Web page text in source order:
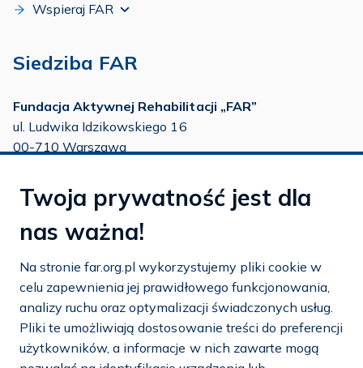
Wspieraj FAR
Siedziba FAR
Fundacja Aktywnej Rehabilitacji „FAR”
ul. Ludwika Idzikowskiego 16
00-710 Warszawa
tel.:22 651 88 03
22 858 26 39
tel.:22 642 22 91
e-mail:info@far.org.pl
Dostosuj cookies
Twoja prywatność jest dla
nas ważna!
Na stronie far.org.pl wykorzystujemy pliki cookie w
celu zapewnienia jej prawidłowego funkcjonowania,
analizy ruchu oraz optymalizacji świadczonych usług.
Pliki te umożliwiają dostosowanie treści do preferencji
użytkowników, a informacje w nich zawarte mogą